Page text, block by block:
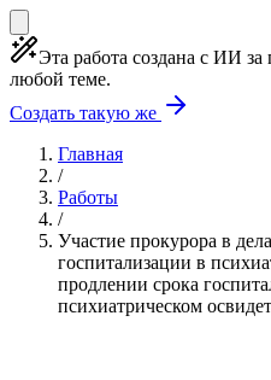
Эта работа создана с ИИ за
любой теме.
Создать такую же
Главная
/
Работы
/
Участие прокурора в
госпитализации в
продлении срока
психиатрическом